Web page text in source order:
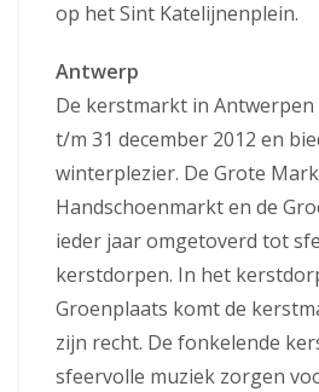
op het Sint Katelijnenplein.
Antwerp
De kerstmarkt in Antwerpen
t/m 31 december 2012 en
winterplezier. De Grote
Handschoenmarkt en de
ieder jaar omgetoverd tot
kerstdorpen. In het
Groenplaats komt de
zijn recht. De fonkelende
sfeervolle muziek zorgen